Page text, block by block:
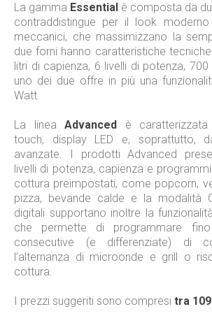
La gamma Essential è composta da
contraddistingue per il look
meccanici, che massimizzano la
due forni hanno caratteristiche
litri di capienza, 6 livelli di potenza,
uno dei due offre in più una
Watt.
La linea Advanced
è
touch, display LED e, soprattutto,
avanzate. I prodotti Advanced
livelli di potenza, capienza e
cottura preimpostati, come popcorn,
pizza, bevande calde e la modalità
digitali supportano inoltre la
che permette di programmare
consecutive (e differenziate) di
l’alternanza di microonde e grill o
cottura.
I prezzi suggeriti sono compresi tra